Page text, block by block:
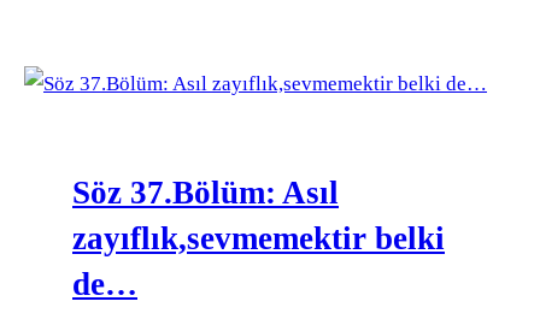
Söz 37.Bölüm: Asıl
zayıflık,sevmemektir belki
de…